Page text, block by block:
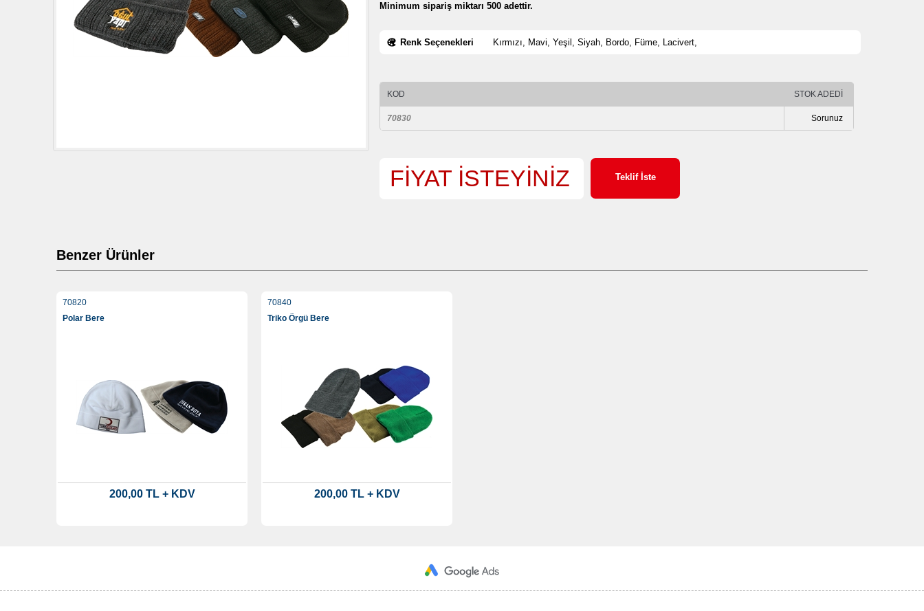
Minimum sipariş miktarı 500 adettir.
Renk Seçenekleri Kırmızı, Mavi, Yeşil, Siyah, Bordo, Füme, Lacivert,
KOD STOK ADEDİ
70830 Sorunuz
FİYAT İSTEYİNİZ Teklif İste
Benzer Ürünler
70820
Polar Bere
200,00 TL + KDV
70840
Triko Örgü Bere
200,00 TL + KDV